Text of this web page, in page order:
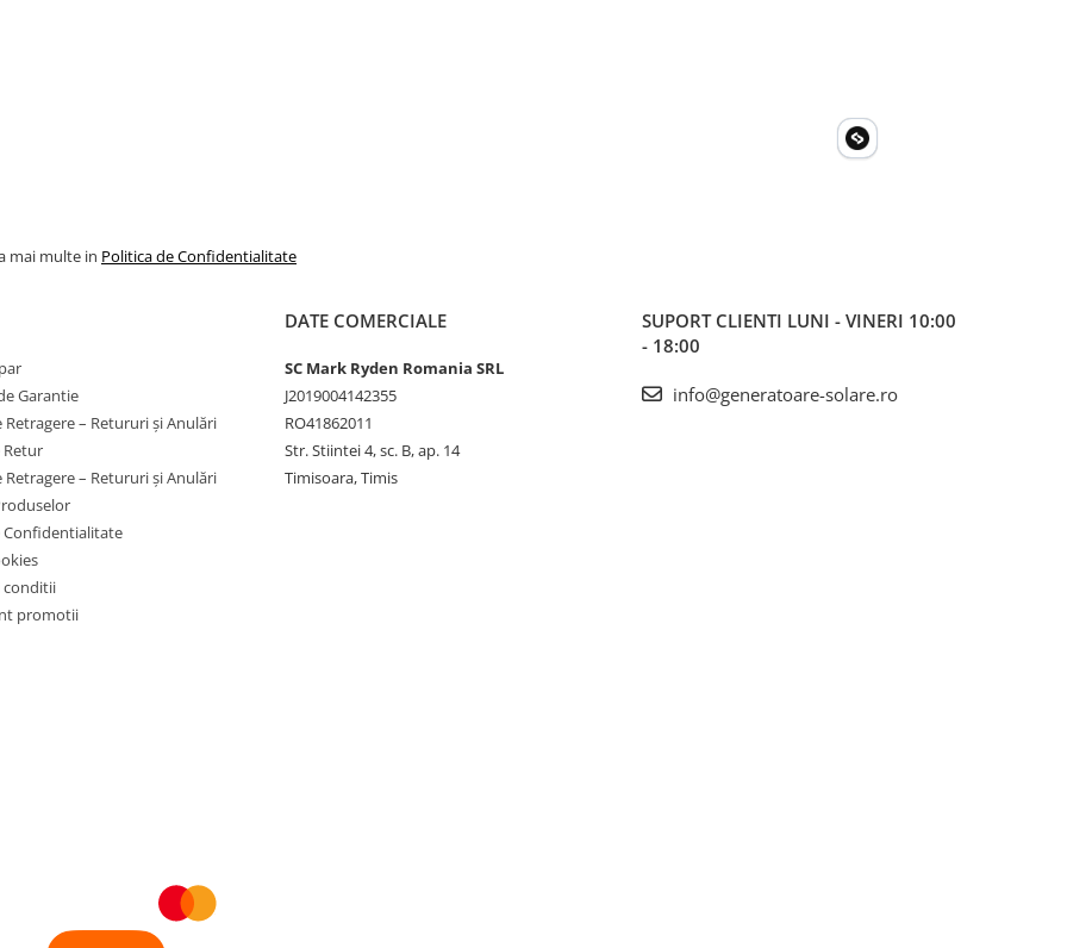
mai multe in Politica de Confidentialitate
Garantie
Retragere – Retururi și Anulări
Retur
Retragere – Retururi și Anulări
Confidentialitate
conditii
promotii
DATE COMERCIALE
SC Mark Ryden Romania SRL
J2019004142355
RO41862011
Str. Stiintei 4, sc. B, ap. 14
Timisoara, Timis
SUPORT CLIENTI LUNI - VINERI 10:00
- 18:00
info@generatoare-solare.ro